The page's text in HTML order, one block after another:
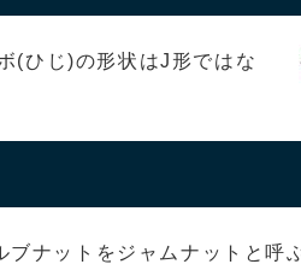
(ひじ)の形状はJ形ではな
ブナットをジャムナットと呼